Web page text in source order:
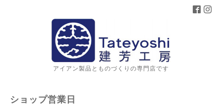
アイアン製品とものづくりの専門店です
ショップ営業日